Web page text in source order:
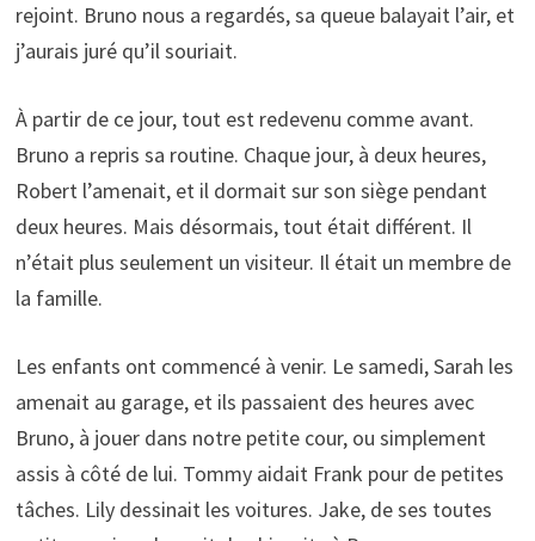
rejoint. Bruno nous a regardés, sa queue balayait l’air, et
j’aurais juré qu’il souriait.
À partir de ce jour, tout est redevenu comme avant.
Bruno a repris sa routine. Chaque jour, à deux heures,
Robert l’amenait, et il dormait sur son siège pendant
deux heures. Mais désormais, tout était différent. Il
n’était plus seulement un visiteur. Il était un membre de
la famille.
Les enfants ont commencé à venir. Le samedi, Sarah les
amenait au garage, et ils passaient des heures avec
Bruno, à jouer dans notre petite cour, ou simplement
assis à côté de lui. Tommy aidait Frank pour de petites
tâches. Lily dessinait les voitures. Jake, de ses toutes